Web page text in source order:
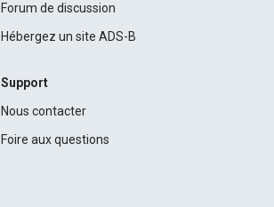
Forum de discussion
Hébergez un site ADS-B
Support
Nous contacter
Foire aux questions